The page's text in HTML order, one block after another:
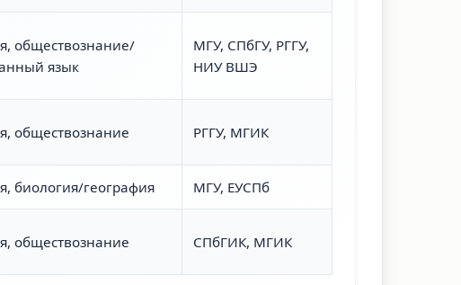
обществознание/
язык
МГУ, СПбГУ, РГГУ,
НИУ ВШЭ
обществознание РГГУ, МГИК
биология/география МГУ, ЕУСПб
обществознание СПбГИК, МГИК